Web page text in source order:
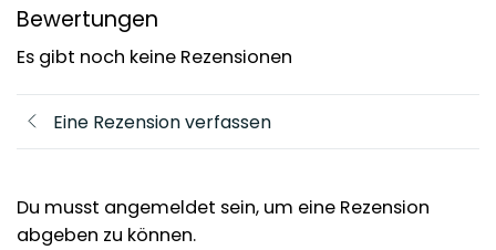
Bewertungen
Es gibt noch keine Rezensionen
Eine Rezension verfassen
Du musst angemeldet sein, um eine Rezension
abgeben zu können.